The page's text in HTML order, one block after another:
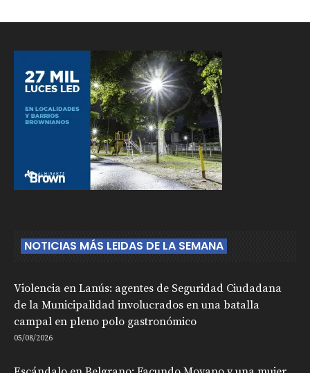
NOTICIAS MÁS LEIDAS DE LA SEMANA
Violencia en Lanús: agentes de Seguridad Ciudadana
de la Municipalidad involucrados en una batalla
campal en pleno polo gastronómico
05/08/2026